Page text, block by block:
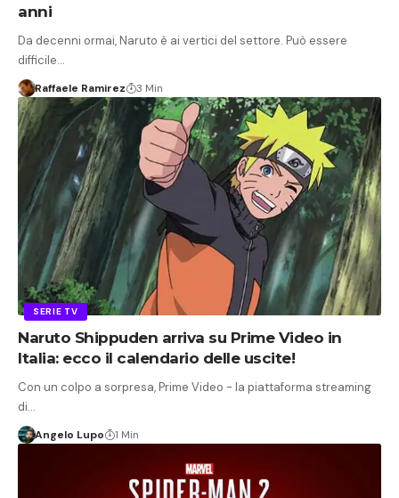
anni
Da decenni ormai, Naruto è ai vertici del settore. Può essere
difficile…
Raffaele Ramirez 3 Min
SERIE TV
Naruto Shippuden arriva su Prime Video in
Italia: ecco il calendario delle uscite!
Con un colpo a sorpresa, Prime Video - la piattaforma streaming
di…
Angelo Lupo 1 Min